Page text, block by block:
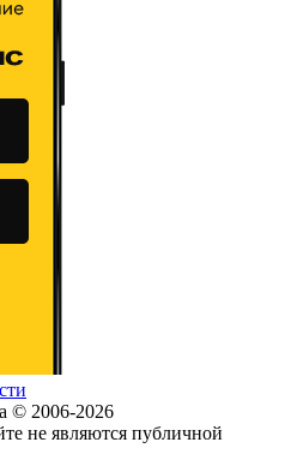
© 2006-2026
не являются публичной